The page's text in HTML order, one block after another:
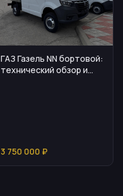
ГАЗ Газель NN бортовой:
технический обзор и
3 750 000 ₽